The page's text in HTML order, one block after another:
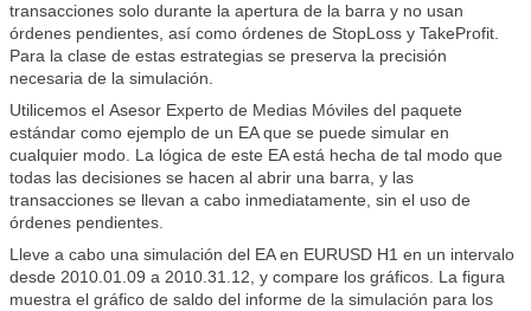
transacciones solo durante la apertura de la barra y no usan
órdenes pendientes, así como órdenes de StopLoss y TakeProfit.
Para la clase de estas estrategias se preserva la precisión
necesaria de la simulación.
Utilicemos el Asesor Experto de Medias Móviles del paquete
estándar como ejemplo de un EA que se puede simular en
cualquier modo. La lógica de este EA está hecha de tal modo que
todas las decisiones se hacen al abrir una barra, y las
transacciones se llevan a cabo inmediatamente, sin el uso de
órdenes pendientes.
Lleve a cabo una simulación del EA en EURUSD H1 en un intervalo
desde 2010.01.09 a 2010.31.12, y compare los gráficos. La figura
muestra el gráfico de saldo del informe de la simulación para los